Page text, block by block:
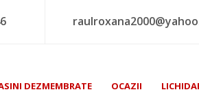
DEZMEMBRATE OCAZII